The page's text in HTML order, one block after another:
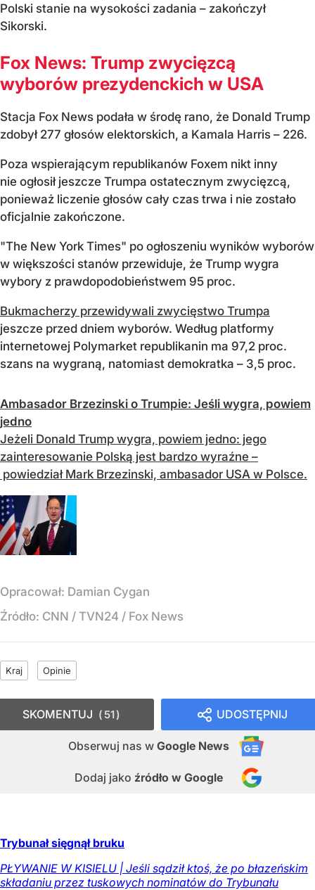
Polski stanie na wysokości zadania – zakończył
Sikorski.
Fox News: Trump zwycięzcą
wyborów prezydenckich w USA
Stacja Fox News podała w środę rano, że Donald Trump
zdobył 277 głosów elektorskich, a Kamala Harris – 226.
Poza wspierającym republikanów Foxem nikt inny
nie ogłosił jeszcze Trumpa ostatecznym zwycięzcą,
ponieważ liczenie głosów cały czas trwa i nie zostało
oficjalnie zakończone.
"The New York Times" po ogłoszeniu wyników wyborów
w większości stanów przewiduje, że Trump wygra
wybory z prawdopodobieństwem 95 proc.
Bukmacherzy przewidywali zwycięstwo Trumpa
jeszcze przed dniem wyborów. Według platformy
internetowej Polymarket republikanin ma 97,2 proc.
szans na wygraną, natomiast demokratka – 3,5 proc.
Ambasador Brzezinski o Trumpie: Jeśli wygra, powiem
jedno
Jeżeli Donald Trump wygra, powiem jedno: jego
zainteresowanie Polską jest bardzo wyraźne –
powiedział Mark Brzezinski, ambasador USA w Polsce.
Opracował: Damian Cygan
Źródło: CNN / TVN24 / Fox News
Kraj Opinie
UDOSTĘPNIJ
Obserwuj nas w Google News
Dodaj jako źródło w Google
SKOMENTUJ 51
Trybunał sięgnął bruku
PŁYWANIE W KISIELU | Jeśli sądził ktoś, że po błazeńskim
składaniu przez tuskowych nominatów do Trybunału